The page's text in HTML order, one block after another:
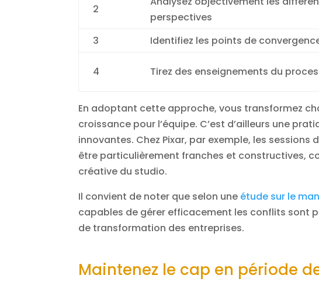
2
perspectives
3 Identifiez les points de
4 Tirez des enseignements du
En adoptant cette approche, vous transformez
croissance pour l’équipe. C’est d’ailleurs une
innovantes. Chez Pixar, par exemple, les
être particulièrement franches et constructives,
créative du studio.
Il convient de noter que selon une étude sur le
capables de gérer efficacement les conflits sont
de transformation des entreprises.
Maintenez le cap en période